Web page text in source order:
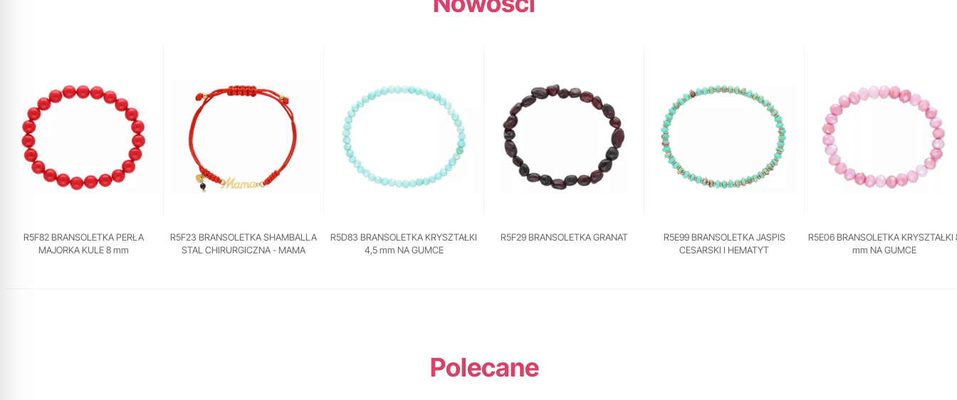
R5F82 BRANSOLETKA PERŁA
MAJORKA KULE 8 mm
R5F23 BRANSOLETKA SHAMBALLA
STAL CHIRURGICZNA - MAMA
R5D83 BRANSOLETKA KRYSZTAŁKI
4,5 mm NA GUMCE
R5F29 BRANSOLETKA GRANAT
R5E99 BRANSOLETKA JASPIS
CESARSKI I HEMATYT
R5E06 BRANSOLETKA KRYSZTAŁKI
mm NA GUMCE
Polecane